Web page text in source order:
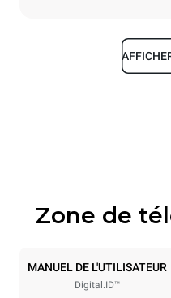
6
Espace entre les plaques
Zone de
MANUEL DE L'UTILISATEUR
Digital.ID™